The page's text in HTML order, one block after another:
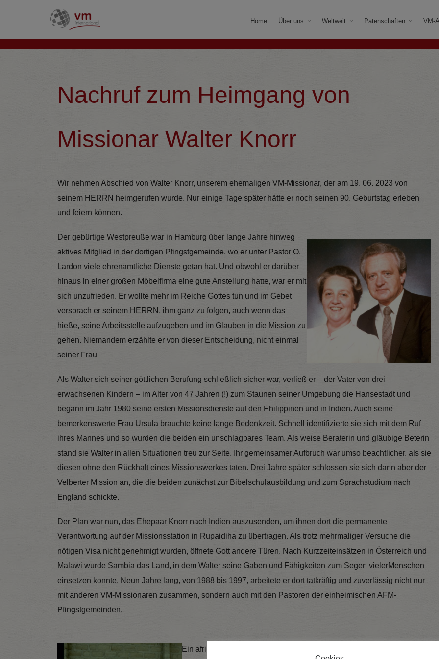
Home Über uns Weltweit Patenschaften VM-
Nachruf zum Heimgang von
Missionar Walter Knorr
Wir nehmen Abschied von Walter Knorr, unserem ehemaligen VM-Missionar, der am 19. 06. 2023 von
seinem HERRN heimgerufen wurde. Nur einige Tage später hätte er noch seinen 90. Geburtstag erleben
und feiern können.
Der gebürtige Westpreuße war in Hamburg über lange Jahre hinweg
aktives Mitglied in der dortigen Pfingstgemeinde, wo er unter Pastor O.
Lardon viele ehrenamtliche Dienste getan hat. Und obwohl er darüber
hinaus in einer großen Möbelfirma eine gute Anstellung hatte, war er mit
sich unzufrieden. Er wollte mehr im Reiche Gottes tun und im Gebet
versprach er seinem HERRN, ihm ganz zu folgen, auch wenn das
hieße, seine Arbeitsstelle aufzugeben und im Glauben in die Mission zu
gehen. Niemandem erzählte er von dieser Entscheidung, nicht einmal
seiner Frau.
Als Walter sich seiner göttlichen Berufung schließlich sicher war, verließ er – der Vater von drei
erwachsenen Kindern – im Alter von 47 Jahren (!) zum Staunen seiner Umgebung die Hansestadt und
begann im Jahr 1980 seine ersten Missionsdienste auf den Philippinen und in Indien. Auch seine
bemerkenswerte Frau Ursula brauchte keine lange Bedenkzeit. Schnell identifizierte sie sich mit dem Ruf
ihres Mannes und so wurden die beiden ein unschlagbares Team. Als weise Beraterin und gläubige Beterin
stand sie Walter in allen Situationen treu zur Seite. Ihr gemeinsamer Aufbruch war umso beachtlicher, als sie
diesen ohne den Rückhalt eines Missionswerkes taten. Drei Jahre später schlossen sie sich dann aber der
Velberter Mission an, die die beiden zunächst zur Bibelschulausbildung und zum Sprachstudium nach
England schickte.
Der Plan war nun, das Ehepaar Knorr nach Indien auszusenden, um ihnen dort die permanente
Verantwortung auf der Missionsstation in Rupaidiha zu übertragen. Als trotz mehrmaliger Versuche die
nötigen Visa nicht genehmigt wurden, öffnete Gott andere Türen. Nach Kurzzeiteinsätzen in Österreich und
Malawi wurde Sambia das Land, in dem Walter seine Gaben und Fähigkeiten zum Segen vielerMenschen
einsetzen konnte. Neun Jahre lang, von 1988 bis 1997, arbeitete er dort tatkräftig und zuverlässig nicht nur
mit anderen VM-Missionaren zusammen, sondern auch mit den Pastoren der einheimischen AFM-
Pfingstgemeinden.
Ein afrikanisches Sprichwort lautet: „Wer zu lange unter einem Baum